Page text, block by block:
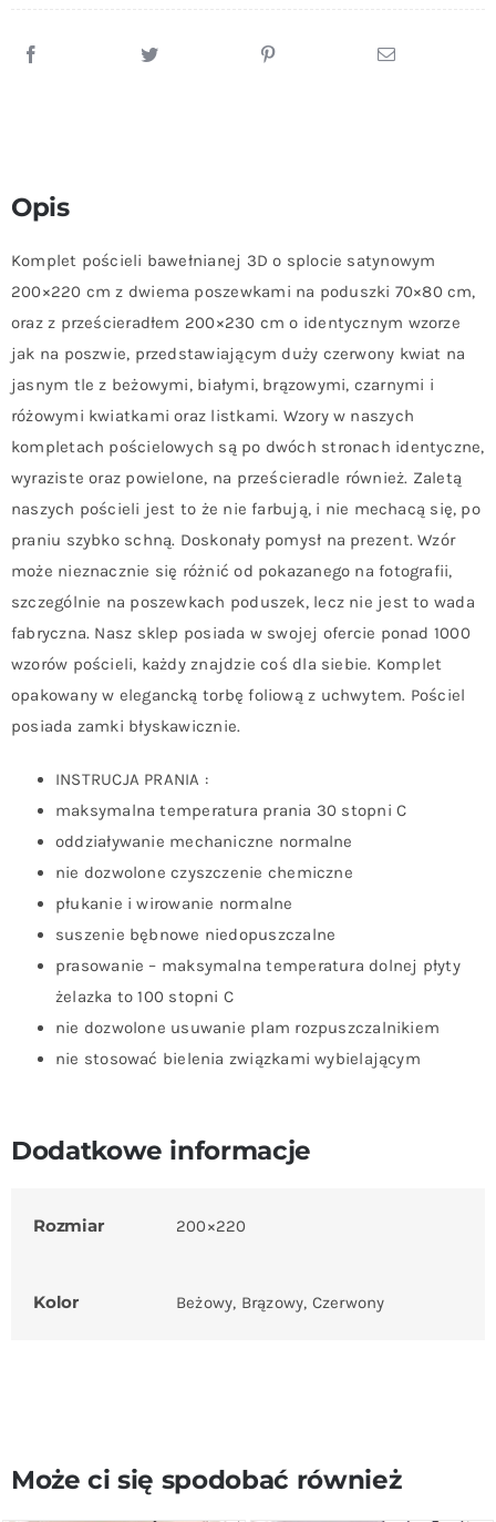
Opis
Komplet pościeli bawełnianej 3D o splocie satynowym
200×220 cm z dwiema poszewkami na poduszki 70×80 cm,
oraz z prześcieradłem 200×230 cm o identycznym wzorze
jak na poszwie, przedstawiającym duży czerwony kwiat na
jasnym tle z beżowymi, białymi, brązowymi, czarnymi i
różowymi kwiatkami oraz listkami. Wzory w naszych
kompletach pościelowych są po dwóch stronach identyczne,
wyraziste oraz powielone, na prześcieradle również. Zaletą
naszych pościeli jest to że nie farbują, i nie mechacą się, po
praniu szybko schną. Doskonały pomysł na prezent. Wzór
może nieznacznie się różnić od pokazanego na fotografii,
szczególnie na poszewkach poduszek, lecz nie jest to wada
fabryczna. Nasz sklep posiada w swojej ofercie ponad 1000
wzorów pościeli, każdy znajdzie coś dla siebie. Komplet
opakowany w elegancką torbę foliową z uchwytem. Pościel
posiada zamki błyskawicznie.
INSTRUCJA PRANIA :
maksymalna temperatura prania 30 stopni C
oddziaływanie mechaniczne normalne
nie dozwolone czyszczenie chemiczne
płukanie i wirowanie normalne
suszenie bębnowe niedopuszczalne
prasowanie – maksymalna temperatura dolnej płyty
żelazka to 100 stopni C
nie dozwolone usuwanie plam rozpuszczalnikiem
nie stosować bielenia związkami wybielającym
Dodatkowe informacje
Rozmiar 200×220
Kolor Beżowy, Brązowy, Czerwony
Może ci się spodobać również